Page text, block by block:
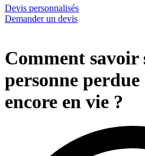
Devis personnalisés
Demander un devis
Comment savoir
personne perdue
encore en vie ?